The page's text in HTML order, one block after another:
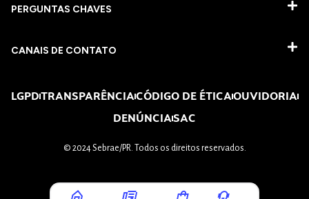
PERGUNTAS CHAVES​
CANAIS DE CONTATO
LGPDTRANSPARÊNCIACÓDIGO DE ÉTICAOUVIDORIA
DENÚNCIASAC
© 2024 Sebrae/PR. Todos os direitos reservados.